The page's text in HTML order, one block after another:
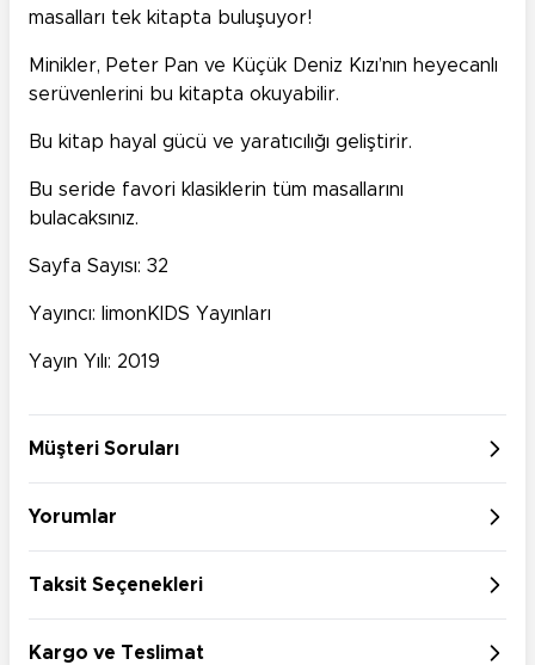
masalları tek kitapta buluşuyor!
Minikler, Peter Pan ve Küçük Deniz Kızı’nın heyecanlı
serüvenlerini bu kitapta okuyabilir.
Bu kitap hayal gücü ve yaratıcılığı geliştirir.
Bu seride favori klasiklerin tüm masallarını
bulacaksınız.
Sayfa Sayısı: 32
Yayıncı: limonKIDS Yayınları
Yayın Yılı: 2019
Müşteri Soruları
Yorumlar
Taksit Seçenekleri
Kargo ve Teslimat